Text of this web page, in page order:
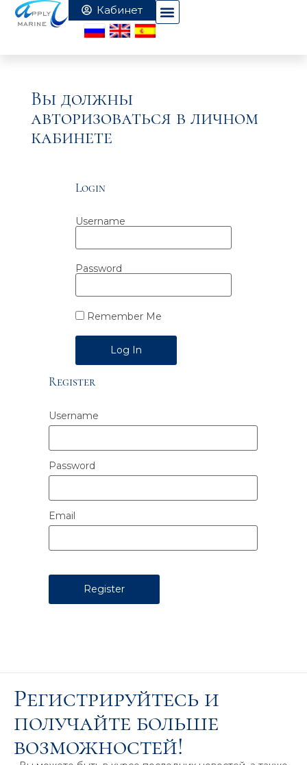
Вы должны
авторизоваться в личном
кабинете
Login
Username
Password
Remember Me
Alternative:
Register
Username
Password
Email
Регистрируйтесь и
получайте больше
возможностей!